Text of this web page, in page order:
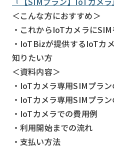
＜こんな方におすすめ＞
・これからIoTカメラに
・IoTBizが提供するIoTカ
知りたい方
＜資料内容＞
・IoTカメラ専用SIMプラ
・IoTカメラ専用SIMプラ
・IoTカメラでの費用例
・利用開始までの流れ
・支払い方法